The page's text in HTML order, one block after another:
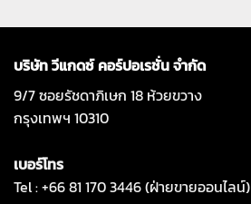
บริษัท วีแกดซ์ คอร์ปอเรชั่น จำกัด
9/7 ซอยรัชดาภิเษก 18 ห้วยขวาง
กรุงเทพฯ 10310
เบอร์โทร
Tel : +66 81 170 3446 (ฝ่ายขายออนไลน์)